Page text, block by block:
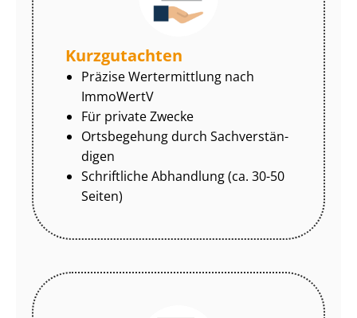
Kurzgutachten
Präzise Wertermittlung nach
ImmoWertV
Für private Zwecke
Ortsbegehung durch Sach­ver­stän­
di­gen
Schriftliche Abhandlung (ca. 30-50
Seiten)